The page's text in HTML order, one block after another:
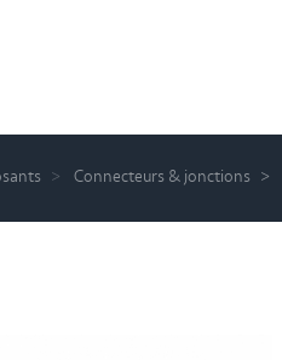
Connecteurs & jonctions